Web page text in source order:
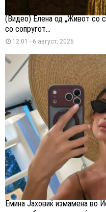
(Видео) Елена од „Живот со
со сопругот...
12:01 - 6 август, 2026
Емина Јаховиќ измамена во